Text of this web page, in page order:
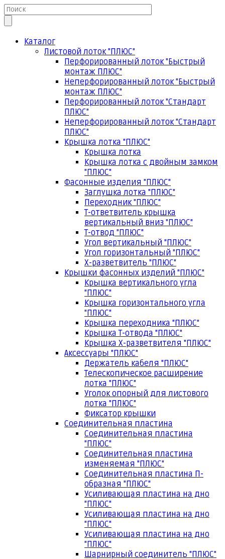
Каталог
Листовой лоток "ПЛЮС"
Перфорированный лоток "Быстрый
монтаж ПЛЮС"
Неперфорированный лоток "Быстрый
монтаж ПЛЮС"
Перфорированный лоток "Стандарт
ПЛЮС"
Неперфорированный лоток "Стандарт
ПЛЮС"
Крышка лотка "ПЛЮС"
Крышка лотка
Крышка лотка с двойным замком
"ПЛЮС"
Фасонные изделия "ПЛЮС"
Заглушка лотка "ПЛЮС"
Переходник "ПЛЮС"
Т-ответвитель крышка
вертикальный вниз "ПЛЮС"
Т-отвод "ПЛЮС"
Угол вертикальный "ПЛЮС"
Угол горизонтальный "ПЛЮС"
Х-разветвитель "ПЛЮС"
Крышки фасонных изделий "ПЛЮС"
Крышка вертикального угла
"ПЛЮС"
Крышка горизонтального угла
"ПЛЮС"
Крышка переходника "ПЛЮС"
Крышка Т-отвода "ПЛЮС"
Крышка Х-разветвителя "ПЛЮС"
Аксессуары "ПЛЮС"
Держатель кабеля "ПЛЮС"
Телескопическое расширение
лотка "ПЛЮС"
Уголок опорный для листового
лотка "ПЛЮС"
Фиксатор крышки
Соединительная пластина
Соединительная пластина
"ПЛЮС"
Соединительная пластина
изменяемая "ПЛЮС"
Соединительная пластина П-
образная "ПЛЮС"
Усиливающая пластина на дно
"ПЛЮС"
Усиливающая пластина на дно
"ПЛЮС"
Усиливающая пластина на дно
"ПЛЮС"
Шарнирный соединитель "ПЛЮС"